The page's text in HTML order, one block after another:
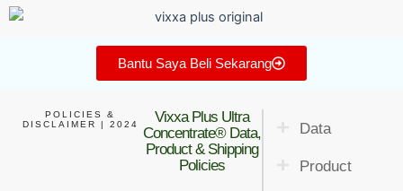
Bantu Saya Beli Sekarang
POLICIES &
DISCLAIMER | 2024
Vixxa Plus Ultra
Concentrate® Data,
Product & Shipping
Policies
Data​
Product